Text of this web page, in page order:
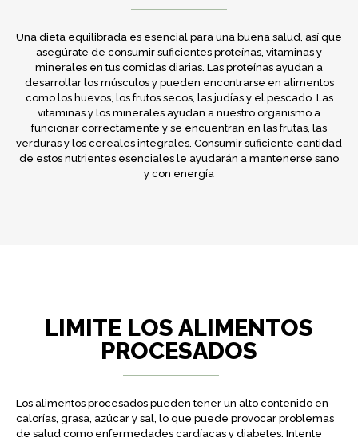
Una dieta equilibrada es esencial para una buena salud, así que
asegúrate de consumir suficientes proteínas, vitaminas y
minerales en tus comidas diarias. Las proteínas ayudan a
desarrollar los músculos y pueden encontrarse en alimentos
como los huevos, los frutos secos, las judías y el pescado. Las
vitaminas y los minerales ayudan a nuestro organismo a
funcionar correctamente y se encuentran en las frutas, las
verduras y los cereales integrales. Consumir suficiente cantidad
de estos nutrientes esenciales le ayudarán a mantenerse sano
y con energía
LIMITE LOS ALIMENTOS
PROCESADOS
Los alimentos procesados pueden tener un alto contenido en
calorías, grasa, azúcar y sal, lo que puede provocar problemas
de salud como enfermedades cardíacas y diabetes. Intente